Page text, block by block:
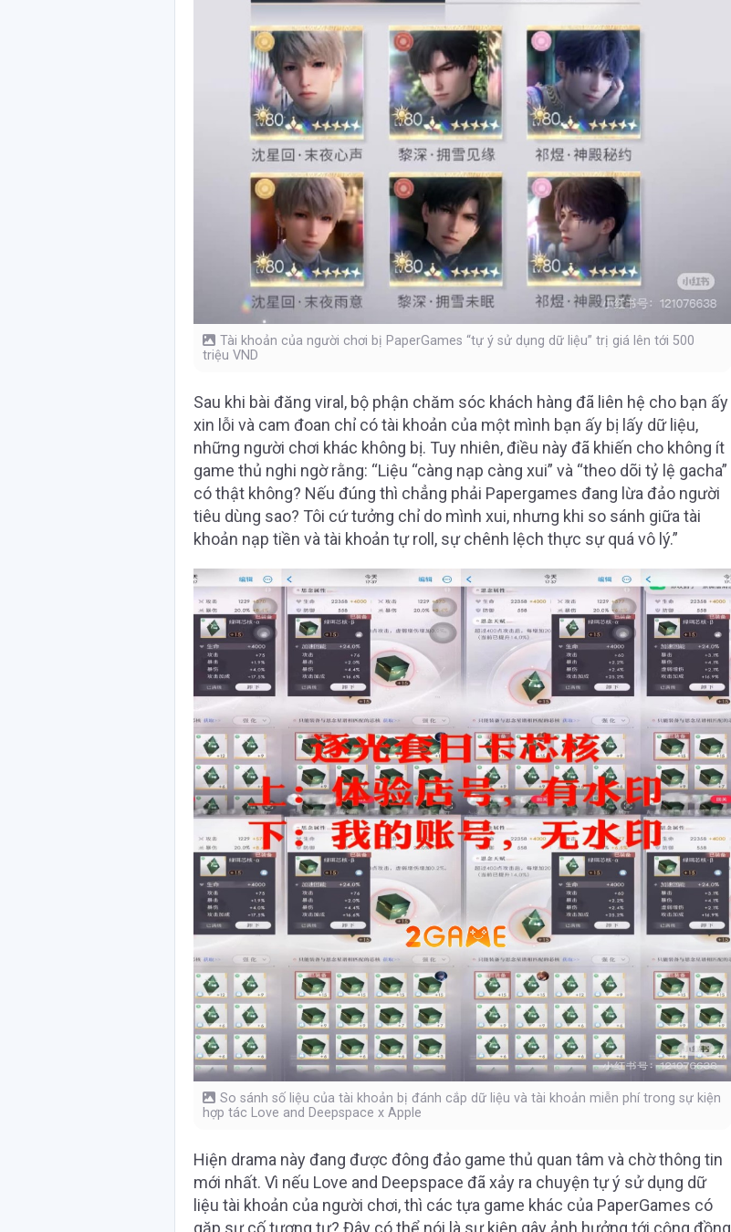
Tài khoản của người chơi bị PaperGames “tự ý sử dụng dữ liệu” trị giá lên tới 500
triệu VND
Sau khi bài đăng viral, bộ phận chăm sóc khách hàng đã liên hệ cho bạn ấy
xin lỗi và cam đoan chỉ có tài khoản của một mình bạn ấy bị lấy dữ liệu,
những người chơi khác không bị. Tuy nhiên, điều này đã khiến cho không ít
game thủ nghi ngờ rằng: “Liệu “càng nạp càng xui” và “theo dõi tỷ lệ gacha”
có thật không? Nếu đúng thì chẳng phải Papergames đang lừa đảo người
tiêu dùng sao? Tôi cứ tưởng chỉ do mình xui, nhưng khi so sánh giữa tài
khoản nạp tiền và tài khoản tự roll, sự chênh lệch thực sự quá vô lý.”
So sánh số liệu của tài khoản bị đánh cắp dữ liệu và tài khoản miễn phí trong sự kiện
hợp tác Love and Deepspace x Apple
Hiện drama này đang được đông đảo game thủ quan tâm và chờ thông tin
mới nhất. Vì nếu Love and Deepspace đã xảy ra chuyện tự ý sử dụng dữ
liệu tài khoản của người chơi, thì các tựa game khác của PaperGames có